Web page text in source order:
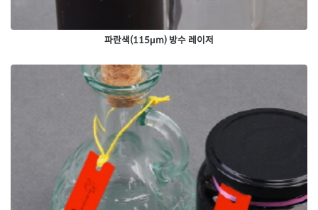
파란색(115μm) 방수 레이저